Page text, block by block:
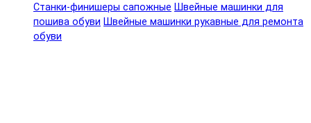
Станки-финишеры сапожные Швейные машинки для
пошива обуви Швейные машинки рукавные для ремонта
обуви